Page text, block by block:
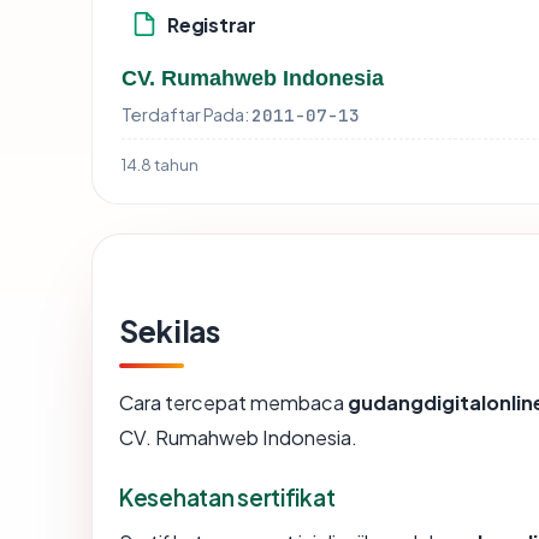
Registrar
CV. Rumahweb Indonesia
Terdaftar Pada: 2011-07-13
14.8 tahun
Sekilas
Cara tercepat membaca
CV. Rumahweb Indonesia.
Kesehatan sertifikat